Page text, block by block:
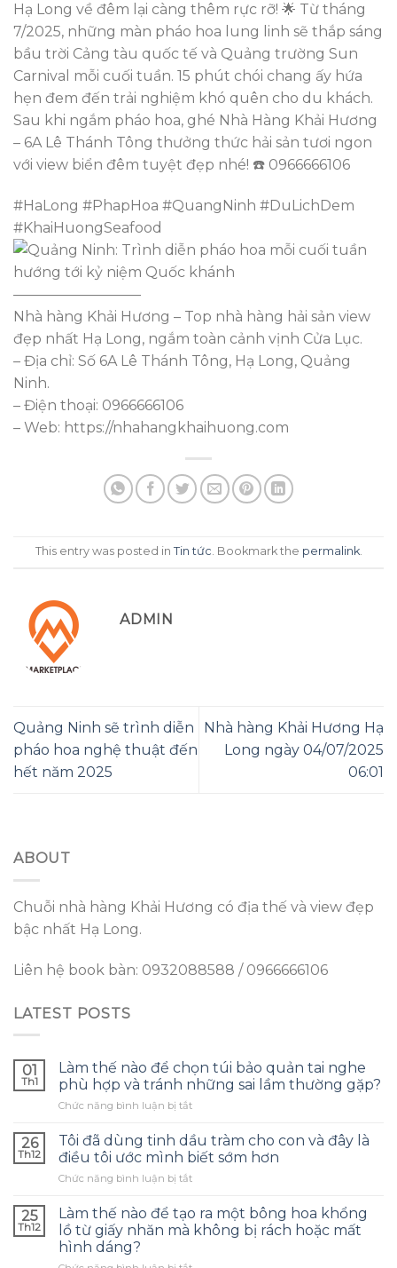
Hạ Long về đêm lại càng thêm rực rỡ! 🌟 Từ tháng
7/2025, những màn pháo hoa lung linh sẽ thắp sáng
bầu trời Cảng tàu quốc tế và Quảng trường Sun
Carnival mỗi cuối tuần. 15 phút chói chang ấy hứa
hẹn đem đến trải nghiệm khó quên cho du khách.
Sau khi ngắm pháo hoa, ghé Nhà Hàng Khải Hương
– 6A Lê Thánh Tông thưởng thức hải sản tươi ngon
với view biển đêm tuyệt đẹp nhé! ☎️ 0966666106
#HaLong #PhapHoa #QuangNinh #DuLichDem
#KhaiHuongSeafood
—————————
Nhà hàng Khải Hương – Top nhà hàng hải sản view
đẹp nhất Hạ Long, ngắm toàn cảnh vịnh Cửa Lục.
– Địa chỉ: Số 6A Lê Thánh Tông, Hạ Long, Quảng
Ninh.
– Điện thoại: 0966666106
– Web: https://nhahangkhaihuong.com
This entry was posted in Tin tức. Bookmark the permalink.
ADMIN
Quảng Ninh sẽ trình diễn
pháo hoa nghệ thuật đến
hết năm 2025
Nhà hàng Khải Hương Hạ
Long ngày 04/07/2025
06:01
ABOUT
Chuỗi nhà hàng Khải Hương có địa thế và view đẹp
bậc nhất Hạ Long.
Liên hệ book bàn: 0932088588 / 0966666106
LATEST POSTS
01
Th1
Làm thế nào để chọn túi bảo quản tai nghe
phù hợp và tránh những sai lầm thường gặp?
Chức năng bình luận bị tắtở
thế
nào
để
chọn
bảo
quản
26
Th12
Tôi đã dùng tinh dầu tràm cho con và đây là
điều tôi ước mình biết sớm hơn
Chức năng bình luận bị tắtở
đã
dùng
tinh
25
Th12
Làm thế nào để tạo ra một bông hoa khổng
lồ từ giấy nhăn mà không bị rách hoặc mất
hình dáng?